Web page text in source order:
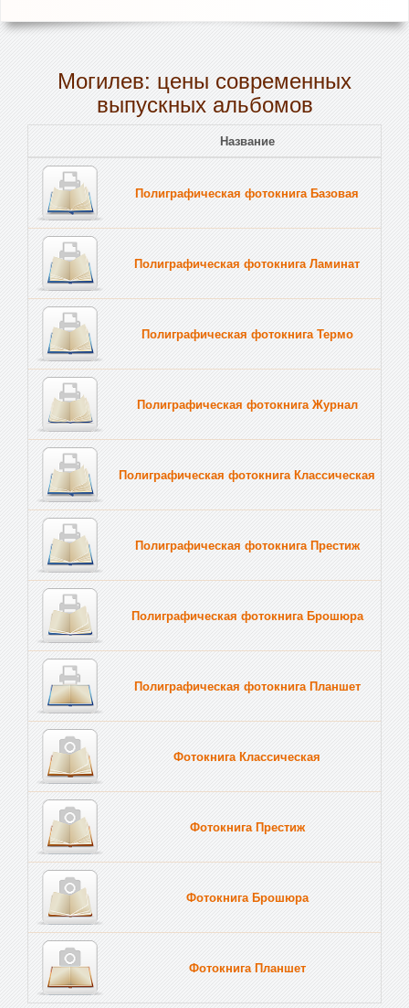
Могилев: цены современных
выпускных альбомов
Название
Полиграфическая фотокнига Базовая
Полиграфическая фотокнига Ламинат
Полиграфическая фотокнига Термо
Полиграфическая фотокнига Журнал
Полиграфическая фотокнига Классическая
Полиграфическая фотокнига Престиж
Полиграфическая фотокнига Брошюра
Полиграфическая фотокнига Планшет
Фотокнига Классическая
Фотокнига Престиж
Фотокнига Брошюра
Фотокнига Планшет